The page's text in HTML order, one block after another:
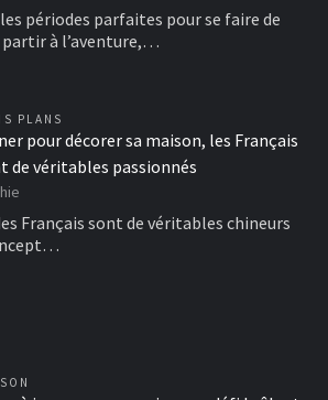
périodes parfaites pour se faire de
partir à l’aventure,…
PLANS
pour décorer sa maison, les Français
de véritables passionnés
Français sont de véritables chineurs